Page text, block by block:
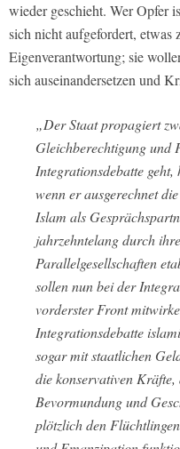
wieder geschieht. Wer Opfer
sich nicht aufgefordert, etwas
Eigenverantwortung; sie
sich auseinandersetzen und
„Der Staat propagiert
Gleichberechtigung und
Integrationsdebatte geht,
wenn er ausgerechnet
Islam als
jahrzehntelang durch
Parallelgesellschaften
sollen nun bei der
vorderster Front
Integrationsdebatte
sogar mit staatlichen
die konservativen
Bevormundung und
plötzlich den